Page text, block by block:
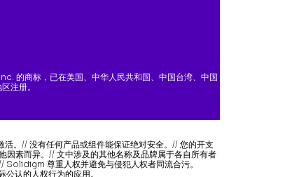
的商标，已在美国、中华人民共和国、中国台湾、中国
注册。
。// 没有任何产品或组件能保证绝对安全。// 您的开支
因素而异。// 文中涉及的其他名称及品牌属于各自所有者
尊重人权并避免与侵犯人权者同流合污。
认的人权行为的应用。